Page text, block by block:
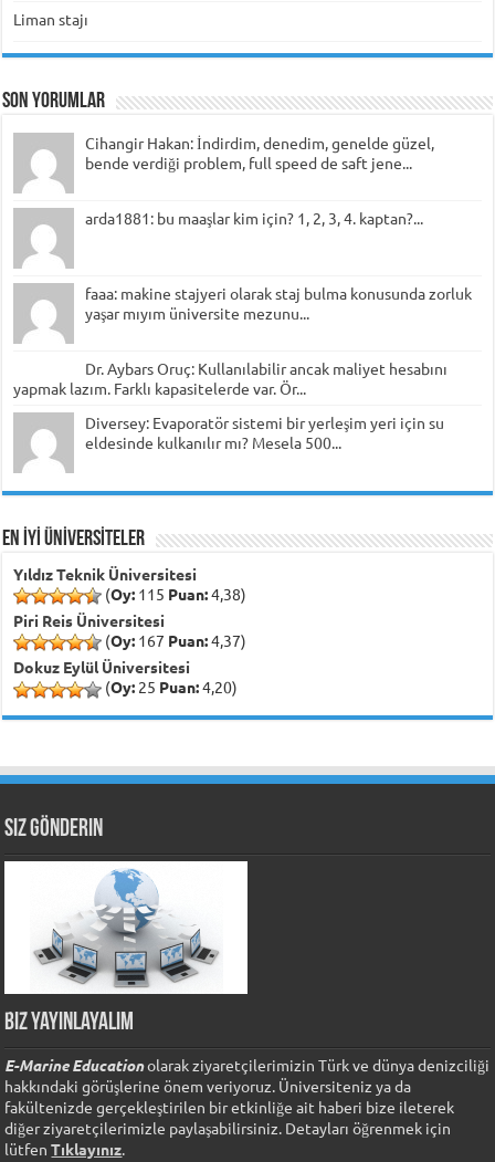
Liman stajı
Son Yorumlar
Cihangir Hakan: İndirdim, denedim, genelde güzel,
bende verdiği problem, full speed de saft jene...
arda1881: bu maaşlar kim için? 1, 2, 3, 4. kaptan?...
faaa: makine stajyeri olarak staj bulma konusunda zorluk
yaşar mıyım üniversite mezunu...
Dr. Aybars Oruç: Kullanılabilir ancak maliyet hesabını
yapmak lazım. Farklı kapasitelerde var. Ör...
Diversey: Evaporatör sistemi bir yerleşim yeri için su
eldesinde kulkanılır mı? Mesela 500...
EN İYİ ÜNİVERSİTELER
Yıldız Teknik Üniversitesi
(Oy: 115 Puan:4,38)
Piri Reis Üniversitesi
(Oy: 167 Puan:4,37)
Dokuz Eylül Üniversitesi
(Oy: 25 Puan:4,20)
Siz Gönderin
Biz Yayınlayalım
E-Marine Educationolarak ziyaretçilerimizin Türk ve dünya denizciliği
hakkındaki görüşlerine önem veriyoruz. Üniversiteniz ya da
fakültenizde gerçekleştirilen bir etkinliğe ait haberi bize ileterek
diğer ziyaretçilerimizle paylaşabilirsiniz. Detayları öğrenmek için
lütfenTıklayınız